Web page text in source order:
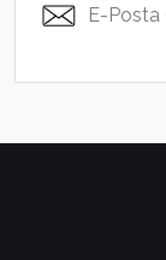
E-Posta